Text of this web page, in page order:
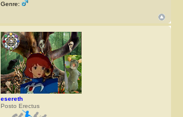
Genre:
esereth
Posto Erectus